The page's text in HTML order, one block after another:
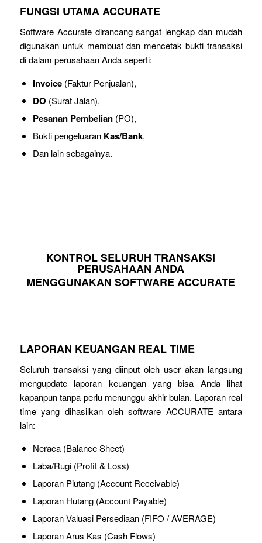
FUNGSI UTAMA ACCURATE
Software Accurate dirancang sangat lengkap dan mudah
digunakan untuk membuat dan mencetak bukti transaksi
di dalam perusahaan Anda seperti:
Invoice(Faktur Penjualan),
DO (Surat Jalan),
Pesanan Pembelian(PO),
Bukti pengeluaran Kas/Bank,
Dan lain sebagainya.
KONTROL SELURUH TRANSAKSI
PERUSAHAAN ANDA
MENGGUNAKAN SOFTWARE ACCURATE
LAPORAN KEUANGAN REAL TIME
Seluruh transaksi yang diinput oleh user akan langsung
mengupdate laporan keuangan yang bisa Anda lihat
kapanpun tanpa perlu menunggu akhir bulan. Laporan real
time yang dihasilkan oleh software ACCURATE antara
lain:
Neraca (Balance Sheet)
Laba/Rugi (Profit & Loss)
Laporan Piutang (Account Receivable)
Laporan Hutang (Account Payable)
Laporan Valuasi Persediaan (FIFO / AVERAGE)
Laporan Arus Kas (Cash Flows)